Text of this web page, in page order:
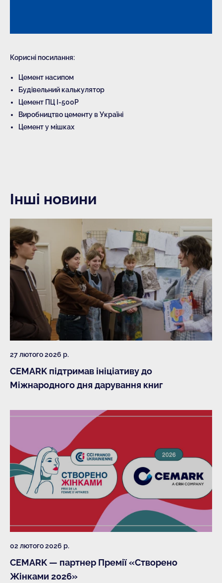
Корисні посилання:
Цемент насипом
Будівельний калькулятор
Цемент ПЦ І-500Р
Виробництво цементу в Україні
Цемент у мішках
Інші новини
27 лютого 2026 р.
CEMARK підтримав ініціативу до
Міжнародного дня дарування книг
02 лютого 2026 р.
CEMARK — партнер Премії «Створено
Жінками 2026»